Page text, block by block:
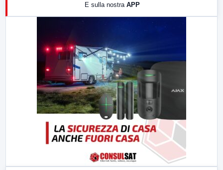
E sulla nostra APP